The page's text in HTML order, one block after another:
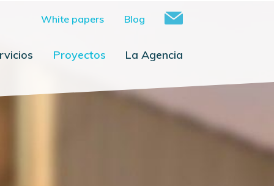
White papers Blog
Proyectos La Agencia